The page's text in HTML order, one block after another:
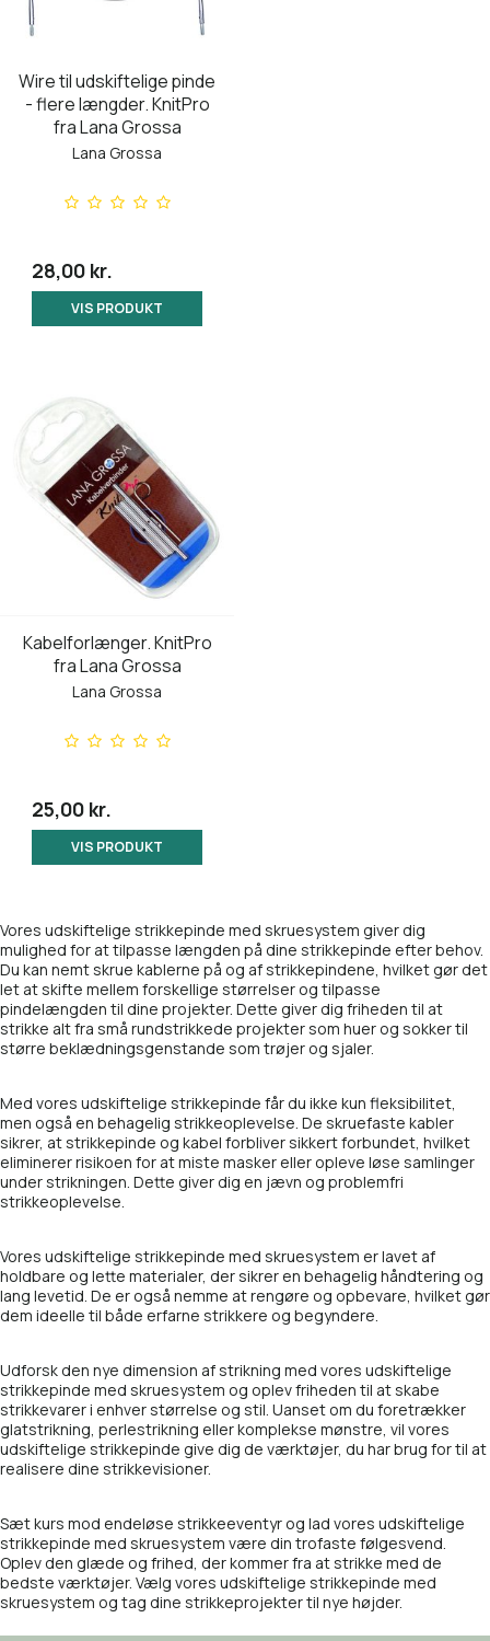
Wire til udskiftelige pinde
- flere længder. KnitPro
fra Lana Grossa
Lana Grossa
28,00 kr.
VIS PRODUKT
Kabelforlænger. KnitPro
fra Lana Grossa
Lana Grossa
25,00 kr.
VIS PRODUKT
Vores udskiftelige strikkepinde med skruesystem giver dig
mulighed for at tilpasse længden på dine strikkepinde efter behov.
Du kan nemt skrue kablerne på og af strikkepindene, hvilket gør det
let at skifte mellem forskellige størrelser og tilpasse
pindelængden til dine projekter. Dette giver dig friheden til at
strikke alt fra små rundstrikkede projekter som huer og sokker til
større beklædningsgenstande som trøjer og sjaler.
Med vores udskiftelige strikkepinde får du ikke kun fleksibilitet,
men også en behagelig strikkeoplevelse. De skruefaste kabler
sikrer, at strikkepinde og kabel forbliver sikkert forbundet, hvilket
eliminerer risikoen for at miste masker eller opleve løse samlinger
under strikningen. Dette giver dig en jævn og problemfri
strikkeoplevelse.
Vores udskiftelige strikkepinde med skruesystem er lavet af
holdbare og lette materialer, der sikrer en behagelig håndtering og
lang levetid. De er også nemme at rengøre og opbevare, hvilket gør
dem ideelle til både erfarne strikkere og begyndere.
Udforsk den nye dimension af strikning med vores udskiftelige
strikkepinde med skruesystem og oplev friheden til at skabe
strikkevarer i enhver størrelse og stil. Uanset om du foretrækker
glatstrikning, perlestrikning eller komplekse mønstre, vil vores
udskiftelige strikkepinde give dig de værktøjer, du har brug for til at
realisere dine strikkevisioner.
Sæt kurs mod endeløse strikkeeventyr og lad vores udskiftelige
strikkepinde med skruesystem være din trofaste følgesvend.
Oplev den glæde og frihed, der kommer fra at strikke med de
bedste værktøjer. Vælg vores udskiftelige strikkepinde med
skruesystem og tag dine strikkeprojekter til nye højder.